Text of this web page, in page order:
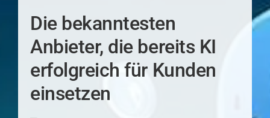
Die bekanntesten
Anbieter, die bereits KI
erfolgreich für Kunden
einsetzen